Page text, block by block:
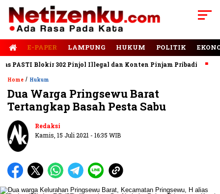
E-PAPER LAMPUNG HUKUM POLITIK
Blokir 302 Pinjol Illegal dan Konten Pinjam Pribadi
Home / Hukum
Dua Warga Pringsewu Barat
Tertangkap Basah Pesta Sabu
Redaksi
Kamis, 15 Juli 2021 - 16:35 WIB